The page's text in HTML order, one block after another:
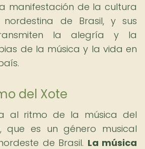
manifestación de la cultura
de Brasil, y sus
la alegría y la
de la música y la vida en
del Xote
al ritmo de la música del
que es un género musical
de Brasil. La música